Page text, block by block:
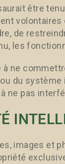
être
de
les
à ne
du
à ne pas
images et